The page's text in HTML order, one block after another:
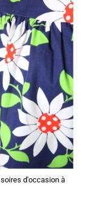
d'occasion à